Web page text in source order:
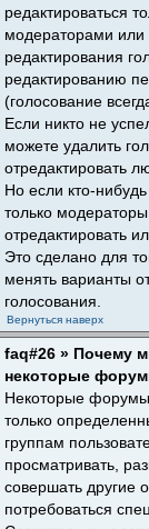
редактироваться
модераторами
редактирования
редактированию
(голосование
Если никто не
можете удалить
отредактировать
Но если кто-
только
отредактировать
Это сделано для
менять варианты
голосования.
Вернуться наверх
faq#26 » Почему
некоторые
Некоторые форумы
только
группам
просматривать,
совершать другие
потребоваться